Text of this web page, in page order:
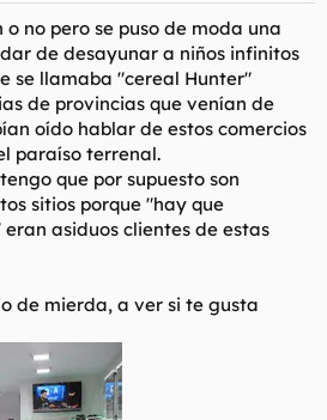
no pero se puso de moda una
de desayunar a niños infinitos
se llamaba "cereal Hunter"
de provincias que venían de
oído hablar de estos comercios
paraíso terrenal.
que por supuesto son
sitios porque "hay que
asiduos clientes de estas
de mierda, a ver si te gusta